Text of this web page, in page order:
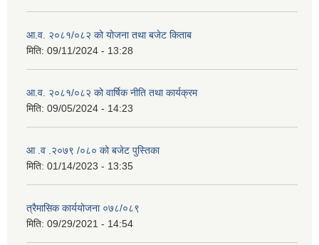
आ.व. २०८१/०८२ को योजना तथा बजेट किताब
मिति: 09/11/2024 - 13:28
आ.व. २०८१/०८२ को वार्षिक नीति तथा कार्यक्रम
मिति: 09/05/2024 - 14:23
आ .व .२०७९ /०८० को बजेट पुस्तिका
मिति: 01/14/2023 - 13:35
त्रैमासिक कार्ययोजना ०७८/०८९
मिति: 09/29/2021 - 14:54